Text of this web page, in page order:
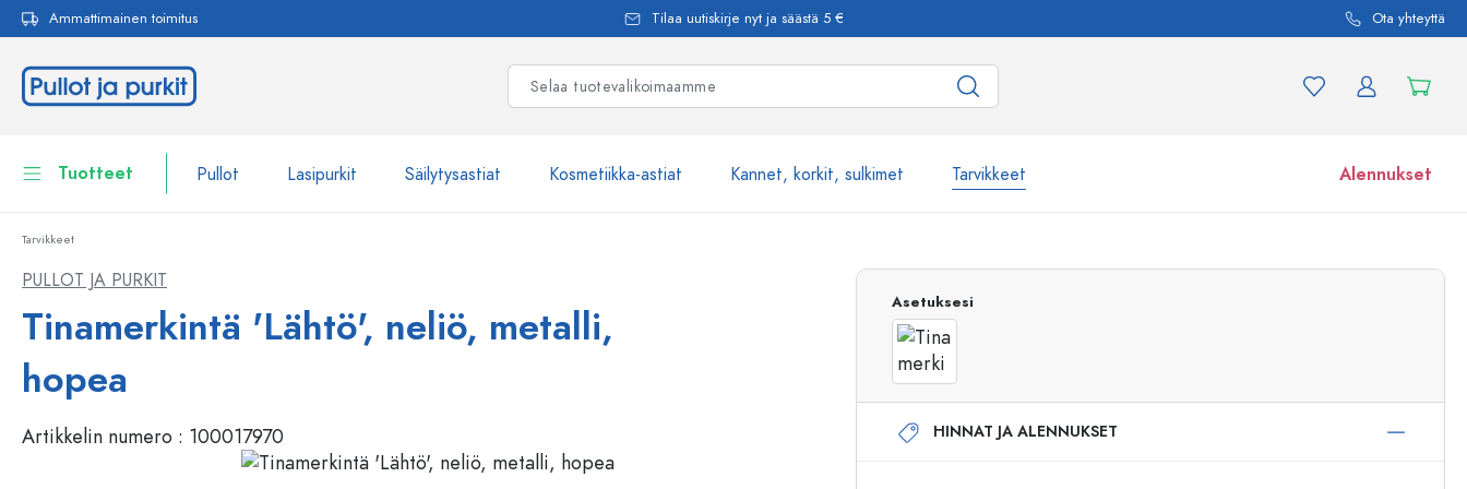
Siirry päänavigointiin
Ammattimainen toimitus Tilaa uutiskirje nyt ja säästä 5 € Ota yhteyttä
Tuotteet Pullot Lasipurkit Säilytysastiat Kosmetiikka-astiat Kannet, korkit, sulkimet Tarvikkeet Alennukset
Pullot tuotemerkin mukaan
WECK-Lasipullot
Estal-Lasipullot
Patenttikorkkipullot
Spraypullot
Airless-pumppupullot
Roll-on-pullot
Lasipurkit
Tarvikkeet
PULLOT JA PURKIT
Tinamerkintä 'Lähtö', neliö, metalli,
hopea
Artikkelin numero : 100017970
Asetuksesi
HINNAT JA ALENNUKSET